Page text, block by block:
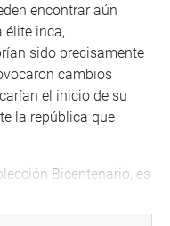
encontrar aún
élite inca,
sido precisamente
cambios
el inicio de su
la república que
Bicentenario, es
formado en